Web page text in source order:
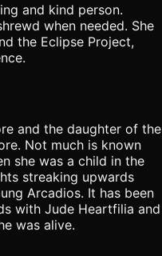
and kind person.
when needed. She
the Eclipse Project,
and the daughter of the
Not much is known
she was a child in the
streaking upwards
Arcadios. It has been
with Jude Heartfilia and
was alive.